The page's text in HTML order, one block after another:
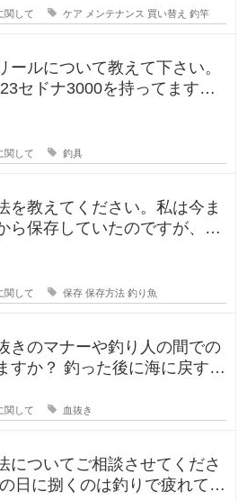
関して ケア メンテナンス 買い替え 釣竿
ールについて教えて下さい。
セドナ3000を持ってます。
関して 釣具
を教えてください。私は今ま
ら保存していたのですが、人
関して 保存 保存方法 釣り魚
きのマナーや釣り人の間での
に海に戻す
関して 血抜き
についてご相談させてくださ
日に捌くのは釣りで疲れてい